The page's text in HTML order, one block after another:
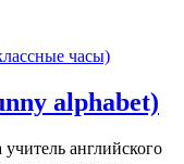
часы)
alphabet)
английского